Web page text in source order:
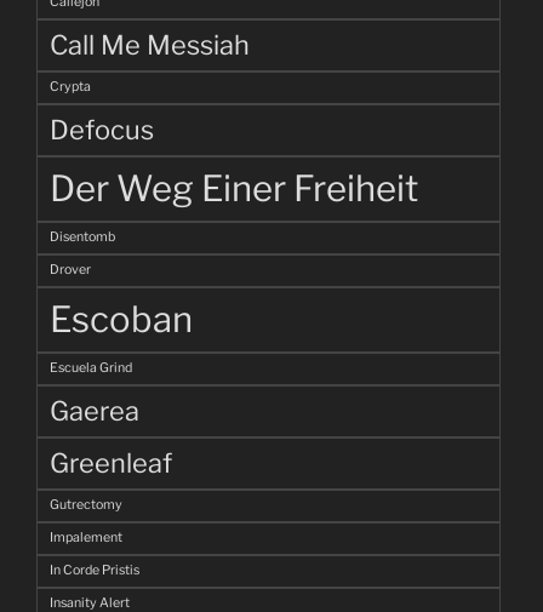
Call Me Messiah
Crypta
Defocus
Der Weg Einer Freiheit
Disentomb
Drover
Escoban
Escuela Grind
Gaerea
Greenleaf
Gutrectomy
Impalement
In Corde Pristis
Insanity Alert